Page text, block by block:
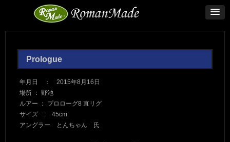
Prologue
年月日 ： 2015年8月16日
場所 ： 野池
ルアー ： プロローグ8 直リグ
サイズ : 45cm
アングラー とんちゃん 氏